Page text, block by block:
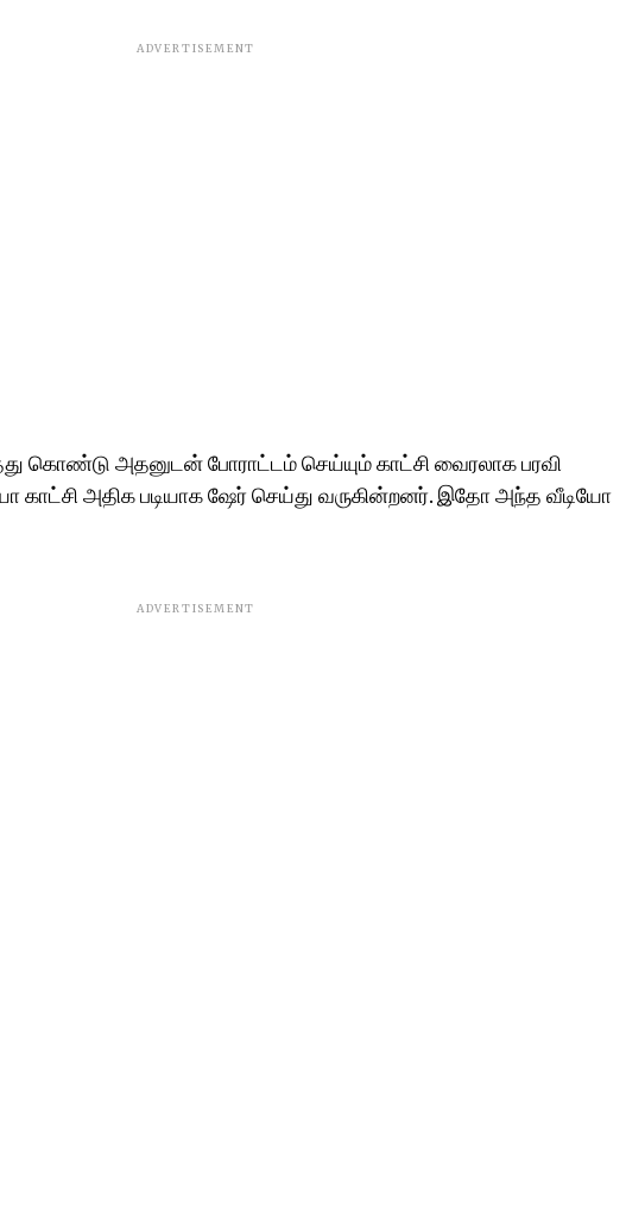
ADVERTISEMENT
கொண்டு அதனுடன் போராட்டம் செய்யும் காட்சி வைரலாக பரவி
காட்சி அதிக படியாக ஷேர் செய்து வருகின்றனர். இதோ அந்த வீடியோ
ADVERTISEMENT